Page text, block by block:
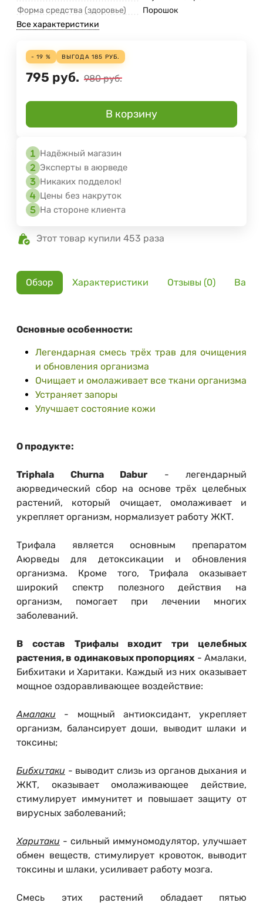
Форма средства (здоровье)
Порошок
Все характеристики
- 19 % ВЫГОДА 185 РУБ.
795 руб. 980 руб.
В корзину
Надёжный магазин
Эксперты в аюрведе
Никаких подделок!
Цены без накруток
На стороне клиента
Этот товар купили 453 раза
Обзор Характеристики Отзывы (0)
Основные особенности:
Легендарная смесь трёх трав для очищения
и обновления организма
Очищает и омолаживает все ткани организма
Устраняет запоры
Улучшает состояние кожи
О продукте:
Triphala Churna Dabur - легендарный
аюрведический сбор на основе трёх целебных
растений, который очищает, омолаживает и
укрепляет организм, нормализует работу ЖКТ.
Трифала является основным препаратом
Аюрведы для детоксикации и обновления
организма. Кроме того, Трифала оказывает
широкий спектр полезного действия на
организм, помогает при лечении многих
заболеваний.
В состав Трифалы входит три целебных
растения, в одинаковых пропорциях - Амалаки,
Бибхитаки и Харитаки. Каждый из них оказывает
мощное оздоравливающее воздействие:
Амалаки - мощный антиоксидант, укрепляет
организм, балансирует доши, выводит шлаки и
токсины;
Бибхитаки - выводит слизь из органов дыхания и
ЖКТ, оказывает омолаживающее действие,
стимулирует иммунитет и повышает защиту от
вирусных заболеваний;
Харитаки - сильный иммуномодулятор, улучшает
обмен веществ, стимулирует кровоток, выводит
токсины и шлаки, усиливает работу мозга.
Смесь этих растений обладает пятью